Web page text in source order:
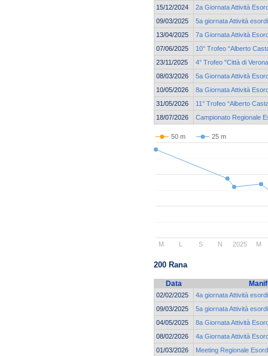
15/12/2024
2a Giornata Attività
09/03/2025
5a giornata Attività
13/04/2025
7a Giornata Attività
07/06/2025
10° Trofeo “Alberto
23/11/2025
4° Trofeo "Città di
08/03/2026
5a Giornata Attività
10/05/2026
8a Giornata Attività
31/05/2026
11° Trofeo “Alberto
18/07/2026
Campionato Regionale
50 m 25 m
2025
M L S N M
200 Rana
Data
02/02/2025
4a giornata Attività
09/03/2025
5a giornata Attività
04/05/2025
8a Giornata Attività
08/02/2026
4a Giornata Attività
01/03/2026
Meeting Regionale